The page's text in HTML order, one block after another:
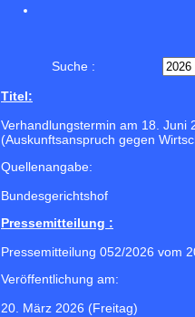
Suche :
Titel:
Verhandlungstermin am 18. Juni
(Auskunftsanspruch gegen
Quellenangabe:
Bundesgerichtshof
Pressemitteilung :
Pressemitteilung 052/2026 vom
Veröffentlichung am:
20. März 2026 (Freitag)